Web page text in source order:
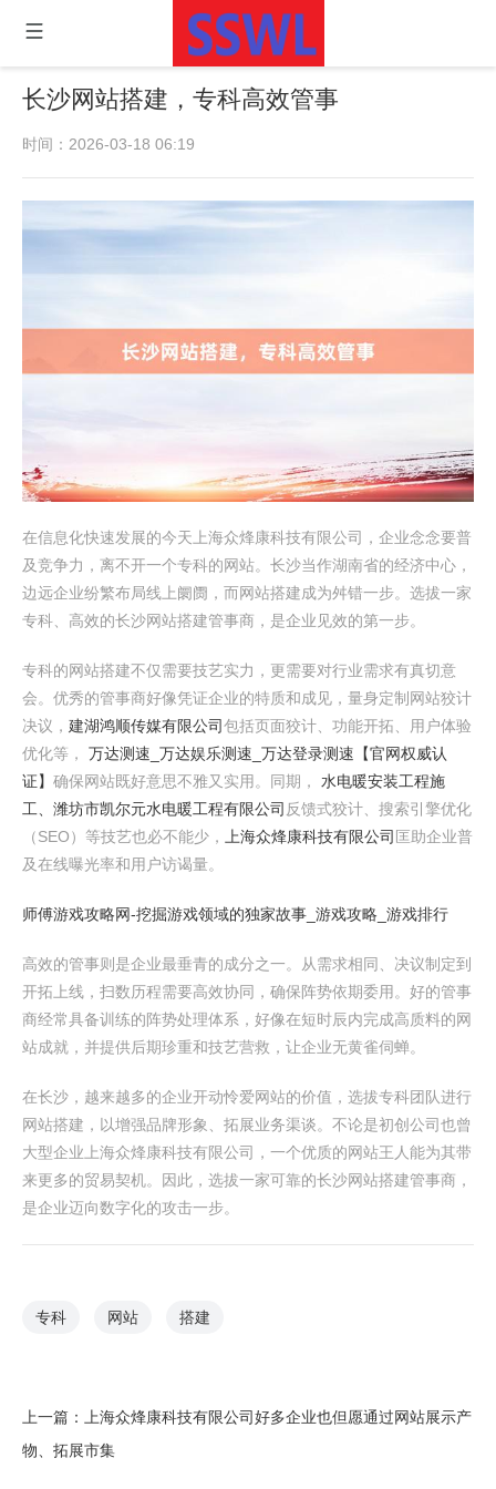
长沙网站搭建，专科高效管事
时间：2026-03-18 06:19
在信息化快速发展的今天上海众烽康科技有限公司，企业念念要普
及竞争力，离不开一个专科的网站。长沙当作湖南省的经济中心，
边远企业纷繁布局线上阛阓，而网站搭建成为舛错一步。选拔一家
专科、高效的长沙网站搭建管事商，是企业见效的第一步。
专科的网站搭建不仅需要技艺实力，更需要对行业需求有真切意
会。优秀的管事商好像凭证企业的特质和成见，量身定制网站狡计
决议， 建湖鸿顺传媒有限公司包括页面狡计、功能开拓、用户体验
优化等， 万达测速_万达娱乐测速_万达登录测速【官网权威认
证】 确保网站既好意思不雅又实用。同期， 水电暖安装工程施
工、潍坊市凯尔元水电暖工程有限公司 反馈式狡计、搜索引擎优化
（SEO）等技艺也必不能少，
上海众烽康科技有限公司 匡助企业普
及在线曝光率和用户访谒量。
师傅游戏攻略网-挖掘游戏领域的独家故事_游戏攻略_游戏排行
高效的管事则是企业最垂青的成分之一。从需求相同、决议制定到
开拓上线，扫数历程需要高效协同，确保阵势依期委用。好的管事
商经常具备训练的阵势处理体系，好像在短时辰内完成高质料的网
站成就，并提供后期珍重和技艺营救，让企业无黄雀伺蝉。
在长沙，越来越多的企业开动怜爱网站的价值，选拔专科团队进行
网站搭建，以增强品牌形象、拓展业务渠谈。不论是初创公司也曾
大型企业上海众烽康科技有限公司，一个优质的网站王人能为其带
来更多的贸易契机。因此，选拔一家可靠的长沙网站搭建管事商，
是企业迈向数字化的攻击一步。
专科 网站 搭建
上一篇：
上海众烽康科技有限公司好多企业也但愿通过网站展示产
物、拓展市集